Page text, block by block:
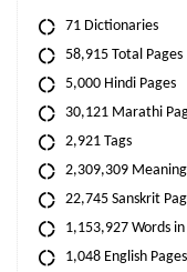
71 Dictionaries
58,915 Total Pages
5,000 Hindi Pages
30,121 Marathi
2,921 Tags
2,309,309
22,745 Sanskrit
1,153,927 Words
1,048 English Pages